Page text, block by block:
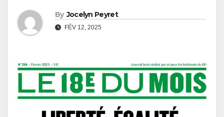
By Jocelyn Peyret
FÉV 12, 2025